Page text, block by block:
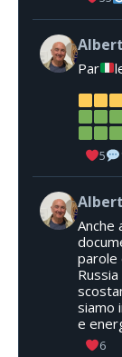
Par
5
Anche
parole
siamo
e
6